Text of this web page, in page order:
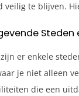
veilig te blijven.
Steden
er enkele
je niet alleen
die een